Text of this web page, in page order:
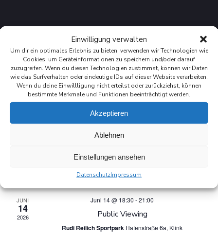
Einwilligung verwalten
Um dir ein optimales Erlebnis zu bieten, verwenden wir Technologien wie
Cookies, um Geräteinformationen zu speichern und/oder darauf
zuzugreifen. Wenn du diesen Technologien zustimmst, können wir Daten
wie das Surfverhalten oder eindeutige IDs auf dieser Website verarbeiten.
Wenn du deine Einwillligung nicht erteilst oder zurückziehst, können
bestimmte Merkmale und Funktionen beeinträchtigt werden.
Akzeptieren
Ablehnen
Einstellungen ansehen
DatenschutzImpressum
Es sind keine anstehenden Veranstaltungen vorhanden.
V
E
N
Suche V
e
n
Liste
Anstehende
Datum
wählen.
Vergangene Veranstaltungen
Müritz in Flammen und Blaulichttag
StrandläuferAm Seeblick 2, Klink
JUNI
14
2026
Juni 14 @ 18:30 -21:00
Public Viewing
Rudi Reilich Sportpark Hafenstraße 6a, Klink